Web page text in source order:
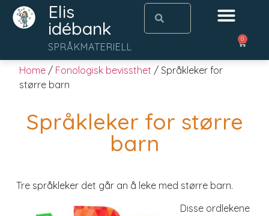
Elis
idébank
SPRÅKMATERIELL
0
Home / Fonologisk bevissthet / Språkleker for
større barn
Språkleker for større
barn
Tre språkleker det går an å leke med større barn.
Disse ordlekene